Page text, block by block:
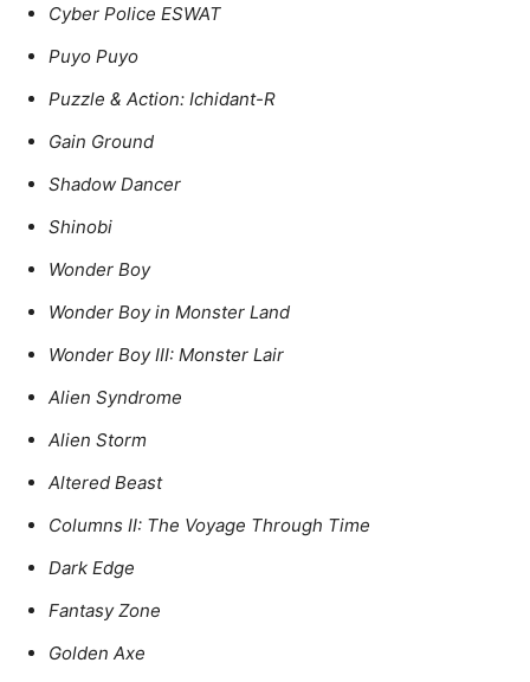
Cyber Police ESWAT
Puyo Puyo
Puzzle & Action: Ichidant-R
Gain Ground
Shadow Dancer
Shinobi
Wonder Boy
Wonder Boy in Monster Land
Wonder Boy III: Monster Lair
Alien Syndrome
Alien Storm
Altered Beast
Columns II: The Voyage Through Time
Dark Edge
Fantasy Zone
Golden Axe